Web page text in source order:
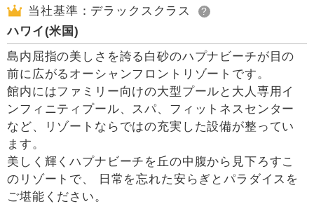
当社基準：デラックスクラス ?
ハワイ(米国)
島内屈指の美しさを誇る白砂のハプナビーチが目の
前に広がるオーシャンフロントリゾートです。
館内にはファミリー向けの大型プールと大人専用イ
ンフィニティプール、スパ、フィットネスセンター
など、リゾートならではの充実した設備が整ってい
ます。
美しく輝くハプナビーチを丘の中腹から見下ろすこ
のリゾートで、 日常を忘れた安らぎとパラダイスを
ご堪能ください。